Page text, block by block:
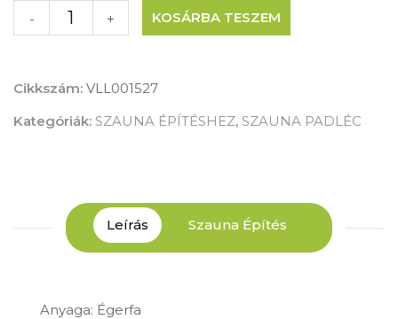
+
- KOSÁRBA TESZEM
Cikkszám: VLL001527
Kategóriák: SZAUNA ÉPÍTÉSHEZ, SZAUNA PADLÉC
Leírás Szauna Építés
Anyaga: Égerfa